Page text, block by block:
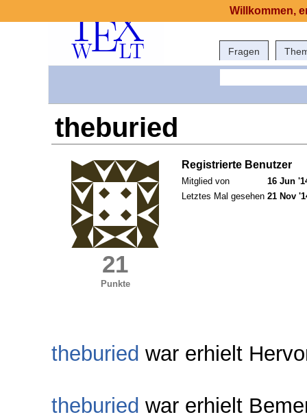
Fragen
theburied
21
Punkte
Registrierte Benutzer
Mitglied von
16 Jun
Letztes Mal gesehen 21 Nov
theburied war erhielt
theburied war erhielt
Willkommen,